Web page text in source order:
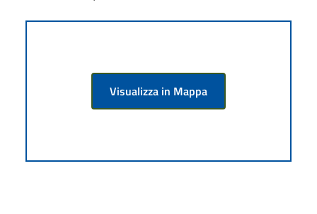
Visualizza in Mappa